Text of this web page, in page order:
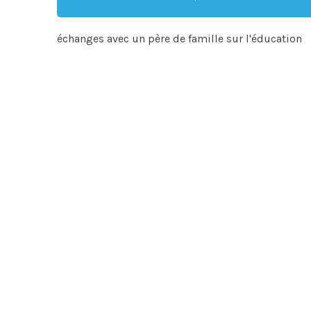
échanges avec un père de famille sur l'éducation